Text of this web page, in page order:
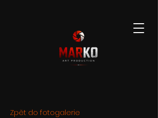
Zpět do fotogalerie